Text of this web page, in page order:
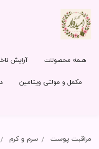
هـمه محصولات آرایش
مکمل و مولتی ویتامین
مراقبت پوست سرم و کرم